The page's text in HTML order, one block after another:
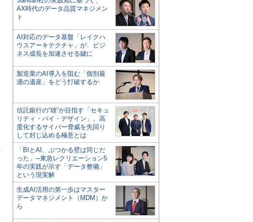
AX時代のデータ品質マネジメン
ト
AI対応のデータ基盤「レイクハ
ウスアーキテクチャ」が、ビジ
ネス成長を加速させる鍵に
製造業のAI導入を阻む「個別最
適の遺産」をどう打破するか
信託銀行の“雄”が目指す「セキュ
リティ・バイ・デザイン」。高
度化するサイバー脅威を先回り
して封じ込める極意とは
「BIとAI、ぶつかる壁は同じだ
った」─東急レクリエーション5
年の実践が示す「データ整備」
という現実解
生成AI活用の第一歩はマスター
データマネジメント（MDM）か
ら